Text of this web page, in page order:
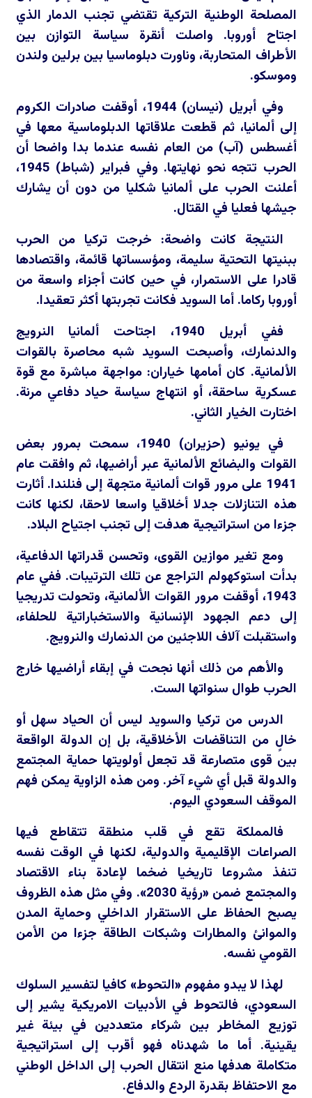
المصلحة الوطنية التركية تقتضي تجنب الدمار الذي
اجتاح أوروبا. واصلت أنقرة سياسة التوازن بين
الأطراف المتحاربة، وناورت دبلوماسيا بين برلين ولندن
وموسكو.
وفي أبريل (نيسان) 1944، أوقفت صادرات الكروم
إلى ألمانيا، ثم قطعت علاقاتها الدبلوماسية معها في
أغسطس (آب) من العام نفسه عندما بدا واضحا أن
الحرب تتجه نحو نهايتها. وفي فبراير (شباط) 1945،
أعلنت الحرب على ألمانيا شكليا من دون أن يشارك
جيشها فعليا في القتال.
النتيجة كانت واضحة: خرجت تركيا من الحرب
ببنيتها التحتية سليمة، ومؤسساتها قائمة، واقتصادها
قادرا على الاستمرار، في حين كانت أجزاء واسعة من
أوروبا ركاما. أما السويد فكانت تجربتها أكثر تعقيدا.
ففي أبريل 1940، اجتاحت ألمانيا النرويج
والدنمارك، وأصبحت السويد شبه محاصرة بالقوات
الألمانية. كان أمامها خياران: مواجهة مباشرة مع قوة
عسكرية ساحقة، أو انتهاج سياسة حياد دفاعي مرنة.
اختارت الخيار الثاني.
في يونيو (حزيران) 1940، سمحت بمرور بعض
القوات والبضائع الألمانية عبر أراضيها، ثم وافقت عام
1941 على مرور قوات ألمانية متجهة إلى فنلندا. أثارت
هذه التنازلات جدلا أخلاقيا واسعا لاحقا، لكنها كانت
جزءا من استراتيجية هدفت إلى تجنب اجتياح البلاد.
ومع تغير موازين القوى، وتحسن قدراتها الدفاعية،
بدأت استوكهولم التراجع عن تلك الترتيبات. ففي عام
1943، أوقفت مرور القوات الألمانية، وتحولت تدريجيا
إلى دعم الجهود الإنسانية والاستخباراتية للحلفاء،
واستقبلت آلاف اللاجئين من الدنمارك والنرويج.
والأهم من ذلك أنها نجحت في إبقاء أراضيها خارج
الحرب طوال سنواتها الست.
الدرس من تركيا والسويد ليس أن الحياد سهل أو
خالٍ من التناقضات الأخلاقية، بل إن الدولة الواقعة
بين قوى متصارعة قد تجعل أولويتها حماية المجتمع
والدولة قبل أي شيء آخر. ومن هذه الزاوية يمكن فهم
الموقف السعودي اليوم.
فالمملكة تقع في قلب منطقة تتقاطع فيها
الصراعات الإقليمية والدولية، لكنها في الوقت نفسه
تنفذ مشروعا تاريخيا ضخما لإعادة بناء الاقتصاد
والمجتمع ضمن «رؤية 2030». وفي مثل هذه الظروف
يصبح الحفاظ على الاستقرار الداخلي وحماية المدن
والموانئ والمطارات وشبكات الطاقة جزءا من الأمن
القومي نفسه.
لهذا لا يبدو مفهوم «التحوط» كافيا لتفسير السلوك
السعودي، فالتحوط في الأدبيات الامريكية يشير إلى
توزيع المخاطر بين شركاء متعددين في بيئة غير
يقينية. أما ما شهدناه فهو أقرب إلى استراتيجية
متكاملة هدفها منع انتقال الحرب إلى الداخل الوطني
مع الاحتفاظ بقدرة الردع والدفاع.